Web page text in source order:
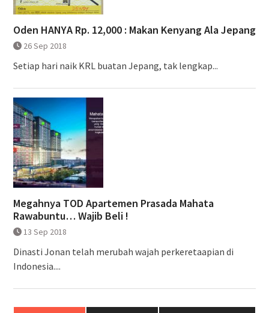
Oden HANYA Rp. 12,000 : Makan Kenyang Ala Jepang
26 Sep 2018
Setiap hari naik KRL buatan Jepang, tak lengkap...
Megahnya TOD Apartemen Prasada Mahata
Rawabuntu… Wajib Beli !
13 Sep 2018
Dinasti Jonan telah merubah wajah perkeretaapian di
Indonesia....